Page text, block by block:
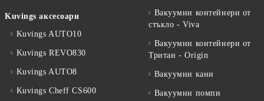
Kuvings аксесоари
Kuvings AUTO10
Kuvings REVO830
Kuvings AUTO8
Kuvings Cheff CS600
Вакуумни контейнери от
стъкло - Viva
Вакуумни контейнери от
Тритан - Origin
Вакуумни кани
Вакуумни помпи